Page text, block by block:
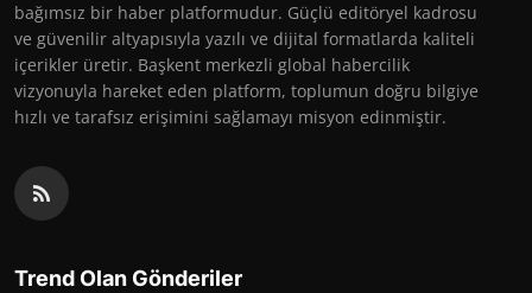
bağımsız bir haber platformudur. Güçlü editöryel kadrosu
ve güvenilir altyapısıyla yazılı ve dijital formatlarda kaliteli
içerikler üretir. Başkent merkezli global habercilik
vizyonuyla hareket eden platform, toplumun doğru bilgiye
hızlı ve tarafsız erişimini sağlamayı misyon edinmiştir.
Trend Olan Gönderiler